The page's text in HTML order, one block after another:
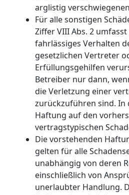
arglistig
Für alle sonstigen
Ziffer VIII Abs. 2
fahrlässiges Verhalten
gesetzlichen Vertreter
Erfüllungsgehilfen
Betreiber nur dann,
die Verletzung einer
zurückzuführen sind. In
Haftung auf den
vertragstypischen
Die vorstehenden
gelten für alle
unabhängig von deren
einschließlich von
unerlaubter Handlung.